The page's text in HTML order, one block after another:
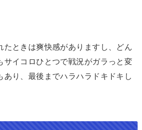
たときは爽快感がありますし、どん
サイコロひとつで戦況がガラっと変
あり、最後までハラハラドキドキし